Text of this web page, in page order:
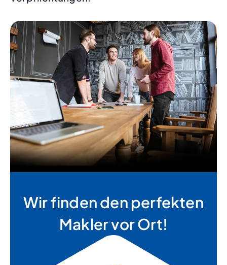
Wir finden den perfekten
Makler vor Ort!